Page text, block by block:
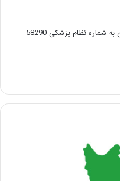
نظام پزشکی 58290